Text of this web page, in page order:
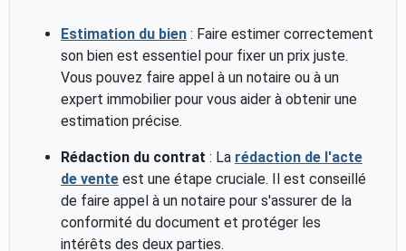
Estimation du bien: Faire estimer correctement
son bien est essentiel pour fixer un prix juste.
Vous pouvez faire appel à un notaire ou à un
expert immobilier pour vous aider à obtenir une
estimation précise.
Rédaction du contrat : La rédaction de l'acte
de venteest une étape cruciale. Il est conseillé
de faire appel à un notaire pour s'assurer de la
conformité du document et protéger les
intérêts des deux parties.